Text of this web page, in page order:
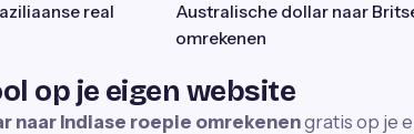
real
Australische dollar naar
omrekenen
op je eigen website
naar Indiase roepie omrekenengratis op je